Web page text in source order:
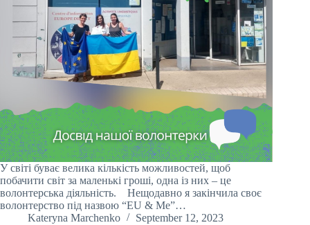
У світі буває велика кількість можливостей, щоб
побачити світ за маленькі гроші, одна із них – це
волонтерська діяльність. Нещодавно я закінчила своє
волонтерство під назвою “EU & Me”…
Kateryna Marchenko
September 12, 2023